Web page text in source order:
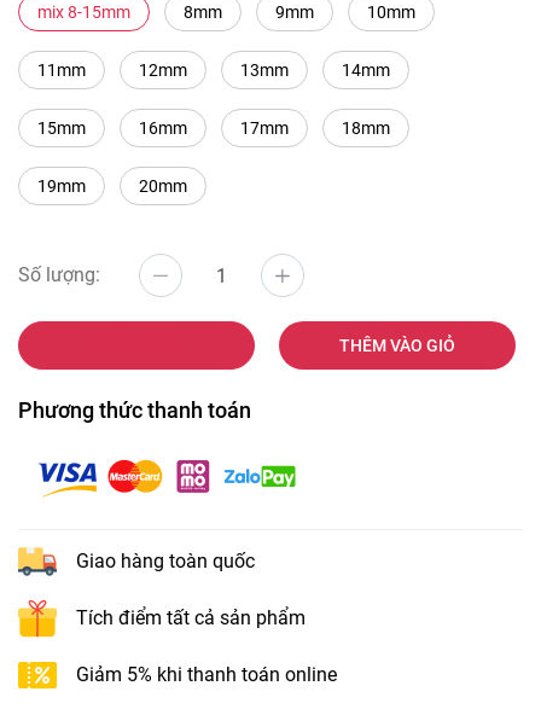
mix 8-15mm 8mm 9mm 10mm
11mm 12mm 13mm 14mm
15mm 16mm 17mm 18mm
19mm 20mm
Số lượng:
THÊM VÀO GIỎ
Phương thức thanh toán
Giao hàng toàn quốc
Tích điểm tất cả sản phẩm
Giảm 5% khi thanh toán online